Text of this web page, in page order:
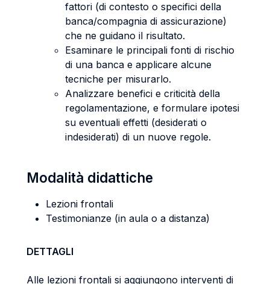
fattori (di contesto o specifici della
banca/compagnia di assicurazione)
che ne guidano il risultato.
Esaminare le principali fonti di rischio
di una banca e applicare alcune
tecniche per misurarlo.
Analizzare benefici e criticità della
regolamentazione, e formulare ipotesi
su eventuali effetti (desiderati o
indesiderati) di un nuove regole.
Modalità didattiche
Lezioni frontali
Testimonianze (in aula o a distanza)
DETTAGLI
Alle lezioni frontali si aggiungono interventi di